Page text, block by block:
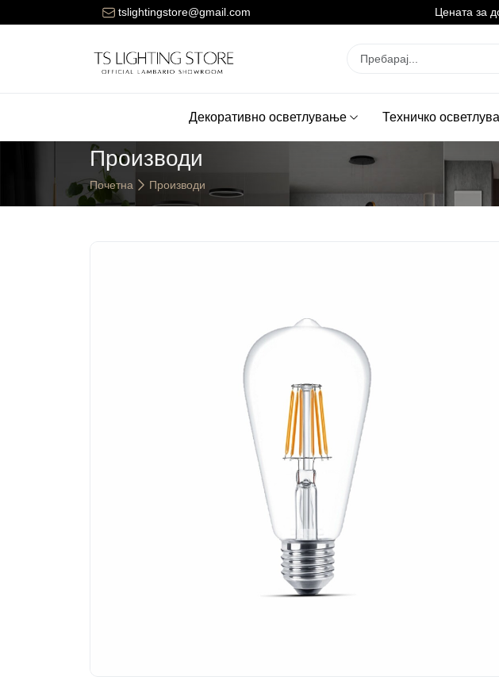
tslightingstore@gmail.com
за достава на нарачките е 150 денари. Цената за
Декоративно осветлување Техничко
Производи
Почетна Производи